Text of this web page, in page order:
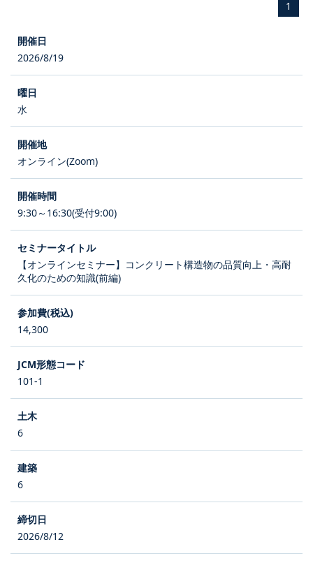
1
2026/8/19
水
オンライン(Zoom)
9:30～16:30(受付9:00)
【オンラインセミナー】コンクリート構造物の品質向上・高耐
久化のための知識(前編)
14,300
101-1
6
6
2026/8/12